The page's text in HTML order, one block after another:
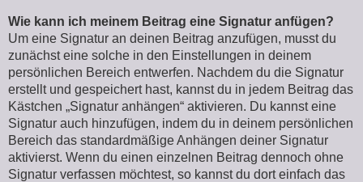
Wie kann ich meinem Beitrag eine Signatur anfügen?
Um eine Signatur an deinen Beitrag anzufügen, musst du
zunächst eine solche in den Einstellungen in deinem
persönlichen Bereich entwerfen. Nachdem du die Signatur
erstellt und gespeichert hast, kannst du in jedem Beitrag das
Kästchen „Signatur anhängen“ aktivieren. Du kannst eine
Signatur auch hinzufügen, indem du in deinem persönlichen
Bereich das standardmäßige Anhängen deiner Signatur
aktivierst. Wenn du einen einzelnen Beitrag dennoch ohne
Signatur verfassen möchtest, so kannst du dort einfach das